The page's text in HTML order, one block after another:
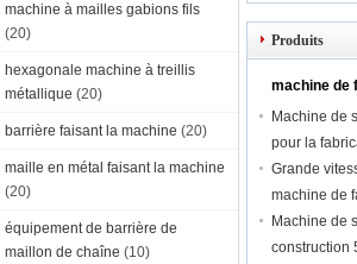
machine à mailles gabions fils
(20)
hexagonale machine à treillis
métallique (20)
barrière faisant la machine (20)
maille en métal faisant la machine
(20)
équipement de barrière de
maillon de chaîne (10)
Produits
machine de
Machine de
pour la
Grande
machine de
Machine de
construction